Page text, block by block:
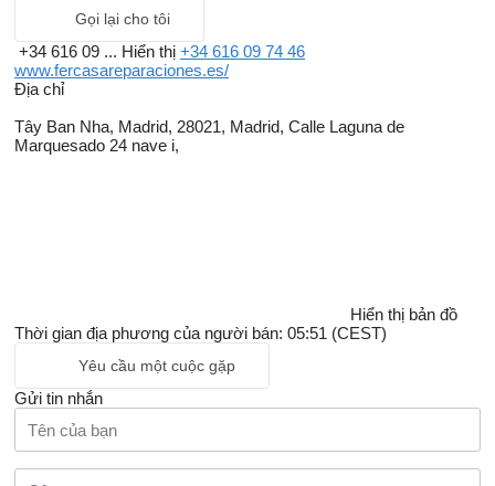
Gọi lại cho tôi
+34 616 09 ... Hiển thị +34 616 09 74 46
www.fercasareparaciones.es/
Địa chỉ
Tây Ban Nha, Madrid, 28021, Madrid, Calle Laguna de
Marquesado 24 nave i,
Hiển thị bản đồ
Thời gian địa phương của người bán: 05:51 (CEST)
Yêu cầu một cuộc gặp
Gửi tin nhắn